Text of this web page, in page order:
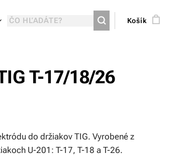
Košík
T-17/18/26
do držiakov TIG. Vyrobené z
U-201: T-17, T-18 a T-26.